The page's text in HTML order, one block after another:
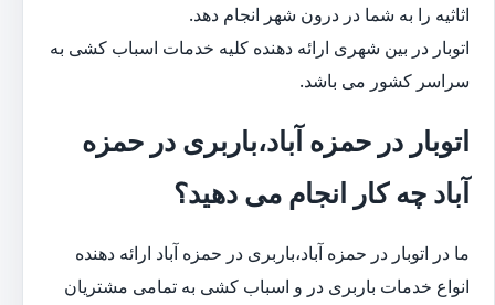
اثاثیه را به شما در درون شهر انجام دهد.
اتوبار در بین شهری ارائه دهنده کلیه خدمات اسباب کشی به
سراسر کشور می باشد.
اتوبار در حمزه آباد،باربری در حمزه
آباد چه کار انجام می دهید؟
ما در اتوبار در حمزه آباد،باربری در حمزه آباد ارائه دهنده
انواع خدمات باربری در و اسباب کشی به تمامی مشتریان